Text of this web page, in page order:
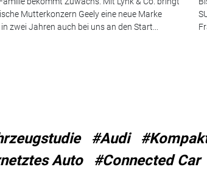
Mutterkonzern Geely eine neue Marke
zwei Jahren auch bei uns an den Start...
#Audi
Auto #Connected Car